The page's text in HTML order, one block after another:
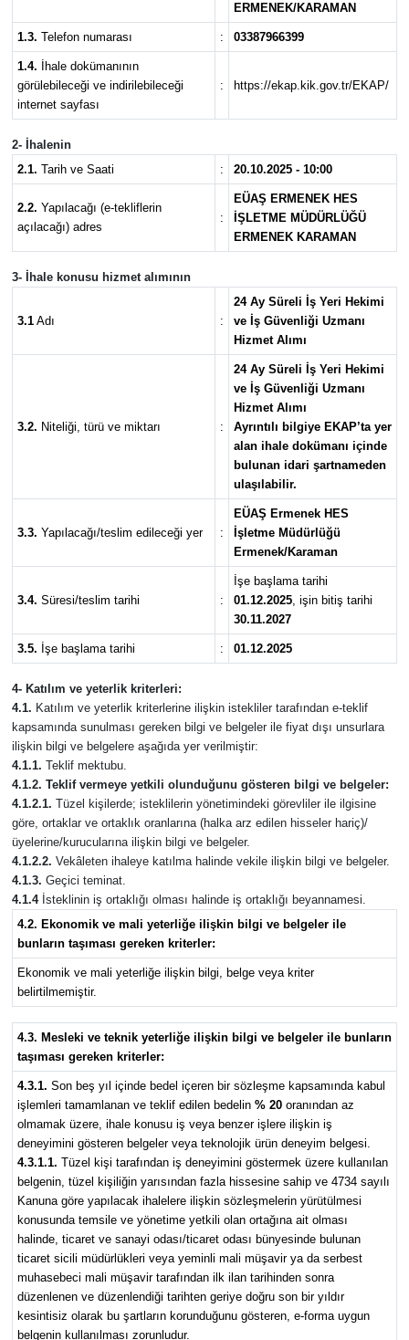
ERMENEK/KARAMAN
1.3. Telefon numarası : 03387966399
1.4. İhale dokümanının
görülebileceği ve indirilebileceği
internet sayfası
: https://ekap.kik.gov.tr/EKAP/
2- İhalenin
2.1. Tarih ve Saati : 20.10.2025 - 10:00
2.2. Yapılacağı (e-tekliflerin
açılacağı) adres
:
EÜAŞ ERMENEK HES
İŞLETME MÜDÜRLÜĞÜ
ERMENEK KARAMAN
3- İhale konusu hizmet alımının
3.1Adı :
24 Ay Süreli İş Yeri Hekimi
ve İş Güvenliği Uzmanı
Hizmet Alımı
3.2. Niteliği, türü ve miktarı :
24 Ay Süreli İş Yeri Hekimi
ve İş Güvenliği Uzmanı
Hizmet Alımı
Ayrıntılı bilgiye EKAP’ta yer
alan ihale dokümanı içinde
bulunan idari şartnameden
ulaşılabilir.
3.3. Yapılacağı/teslim edileceği yer :
EÜAŞ Ermenek HES
İşletme Müdürlüğü
Ermenek/Karaman
3.4. Süresi/teslim tarihi :
İşe başlama tarihi
01.12.2025, işin bitiş tarihi
30.11.2027
3.5. İşe başlama tarihi : 01.12.2025
4- Katılım ve yeterlik kriterleri:
4.1. Katılım ve yeterlik kriterlerine ilişkin istekliler tarafından e-teklif
kapsamında sunulması gereken bilgi ve belgeler ile fiyat dışı unsurlara
ilişkin bilgi ve belgelere aşağıda yer verilmiştir:
4.1.1. Teklif mektubu.
4.1.2. Teklif vermeye yetkili olunduğunu gösteren bilgi ve belgeler:
4.1.2.1. Tüzel kişilerde; isteklilerin yönetimindeki görevliler ile ilgisine
göre, ortaklar ve ortaklık oranlarına (halka arz edilen hisseler hariç)/
üyelerine/kurucularına ilişkin bilgi ve belgeler.
4.1.2.2. Vekâleten ihaleye katılma halinde vekile ilişkin bilgi ve belgeler.
4.1.3. Geçici teminat.
4.1.4İsteklinin iş ortaklığı olması halinde iş ortaklığı beyannamesi.
4.2. Ekonomik ve mali yeterliğe ilişkin bilgi ve belgeler ile
bunların taşıması gereken kriterler:
Ekonomik ve mali yeterliğe ilişkin bilgi, belge veya kriter
belirtilmemiştir.
4.3. Mesleki ve teknik yeterliğe ilişkin bilgi ve belgeler ile bunların
taşıması gereken kriterler:
4.3.1. Son beş yıl içinde bedel içeren bir sözleşme kapsamında kabul
işlemleri tamamlanan ve teklif edilen bedelin % 20oranından az
olmamak üzere, ihale konusu iş veya benzer işlere ilişkin iş
deneyimini gösteren belgeler veya teknolojik ürün deneyim belgesi.
4.3.1.1. Tüzel kişi tarafından iş deneyimini göstermek üzere kullanılan
belgenin, tüzel kişiliğin yarısından fazla hissesine sahip ve 4734 sayılı
Kanuna göre yapılacak ihalelere ilişkin sözleşmelerin yürütülmesi
konusunda temsile ve yönetime yetkili olan ortağına ait olması
halinde, ticaret ve sanayi odası/ticaret odası bünyesinde bulunan
ticaret sicili müdürlükleri veya yeminli mali müşavir ya da serbest
muhasebeci mali müşavir tarafından ilk ilan tarihinden sonra
düzenlenen ve düzenlendiği tarihten geriye doğru son bir yıldır
kesintisiz olarak bu şartların korunduğunu gösteren, e-forma uygun
belgenin kullanılması zorunludur.